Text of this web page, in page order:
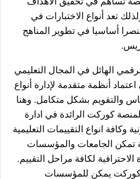
تعد أنواع الاختبارات في
أساسيا في تطوير المناهج
الهائل في المجال التعليمي
أنظمة متقدمة لإدارة أنواع
والتقويم بشكل متكامل. وهنا
كوركت الرائدة في ادارة
وكافة انواع التقييمات التعليمية
تمكن الجامعات والمؤسسات
الاحترافية لكافة مراحل التقييم.
كوركت يمكن للمؤسسات